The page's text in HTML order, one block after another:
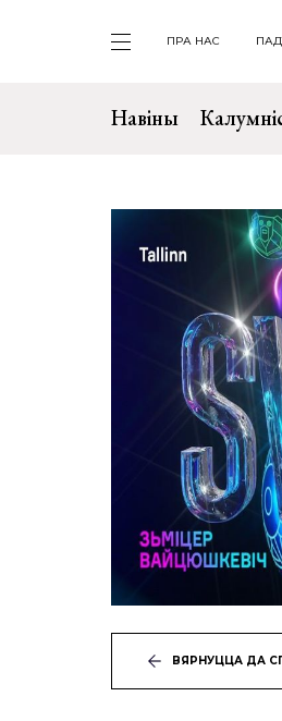
ПРА НАС
Навіны
ВЯРНУЦЦА ДА